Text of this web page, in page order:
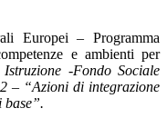
Europei – Programma
e ambienti per
-Fondo Sociale
– “Azioni di integrazione
base”.